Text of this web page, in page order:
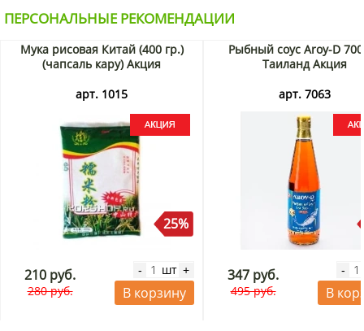
ПЕРСОНАЛЬНЫЕ РЕКОМЕНДАЦИИ
Мука рисовая Китай (400 гр.)
(чапсаль кару) Акция
арт. 1015
25%
210 руб.
280 руб.
- шт +
В корзину
Рыбный соус Aroy-D
Таиланд Акция
арт. 7063
347 руб.
495 руб.
-
В